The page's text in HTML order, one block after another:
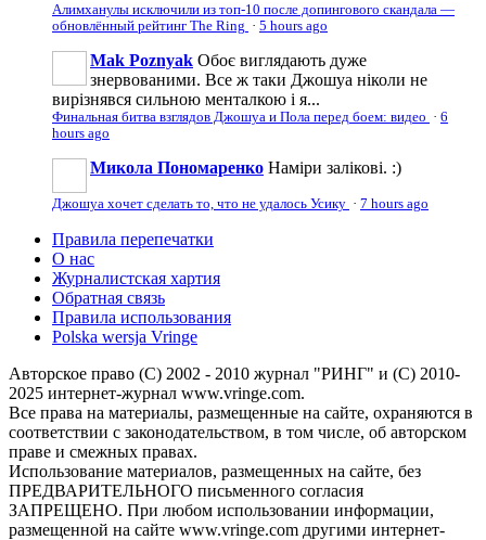
Алимханулы исключили из топ-10 после допингового скандала —
обновлённый рейтинг The Ring · 5 hours ago
Mak Poznyak Обоє виглядають дуже
знервованими. Все ж таки Джошуа ніколи не
вирізнявся сильною менталкою і я...
Финальная битва взглядов Джошуа и Пола перед боем: видео · 6
hours ago
Микола Пономаренко Наміри залікові. :)
Джошуа хочет сделать то, что не удалось Усику · 7 hours ago
Правила перепечатки
О нас
Журналистская хартия
Обратная связь
Правила использования
Polska wersja Vringe
Авторское право (С) 2002 - 2010 журнал "РИНГ" и (С) 2010-
2025 интернет-журнал www.vringe.com.
Все права на материалы, размещенные на сайте, охраняются в
соответствии с законодательством, в том числе, об авторском
праве и смежных правах.
Использование материалов, размещенных на сайте, без
ПРЕДВАРИТЕЛЬНОГО письменного согласия
ЗАПРЕЩЕНО. При любом использовании информации,
размещенной на сайте www.vringe.com другими интернет-